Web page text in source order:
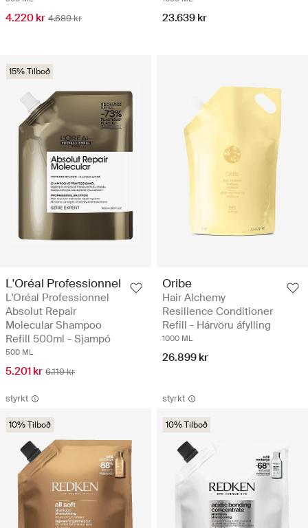
4.220 kr 4.689 kr 23.639 kr
15% Tilboð
L'Oréal Professionnel
L'Oréal Professionnel
Absolut Repair
Molecular Shampoo
Refill 500ml - Sjampó
500 ML
5.201 kr 6.119 kr
Oribe
Hair Alchemy
Resilience Conditioner
Refill - Hárvöru áfylling
1000 ML
26.899 kr
styrkt
10% Tilboð
styrkt
10% Tilboð